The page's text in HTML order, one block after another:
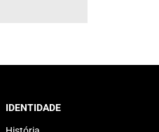
IDENTIDADE